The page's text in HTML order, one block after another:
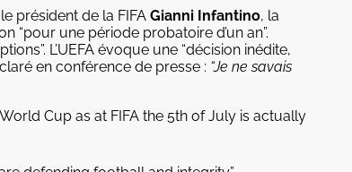
président de la FIFA Gianni Infantino, la
“pour une période probatoire d’un an”.
L’UEFA évoque une “décision inédite,
en conférence de presse : “Je ne savais
Cup as at FIFA the 5th of July is actually